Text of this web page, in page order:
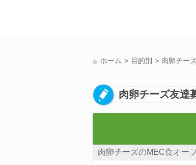
ホーム 目的別 肉卵チー
肉卵チーズ友達
肉卵チーズのMEC食オー